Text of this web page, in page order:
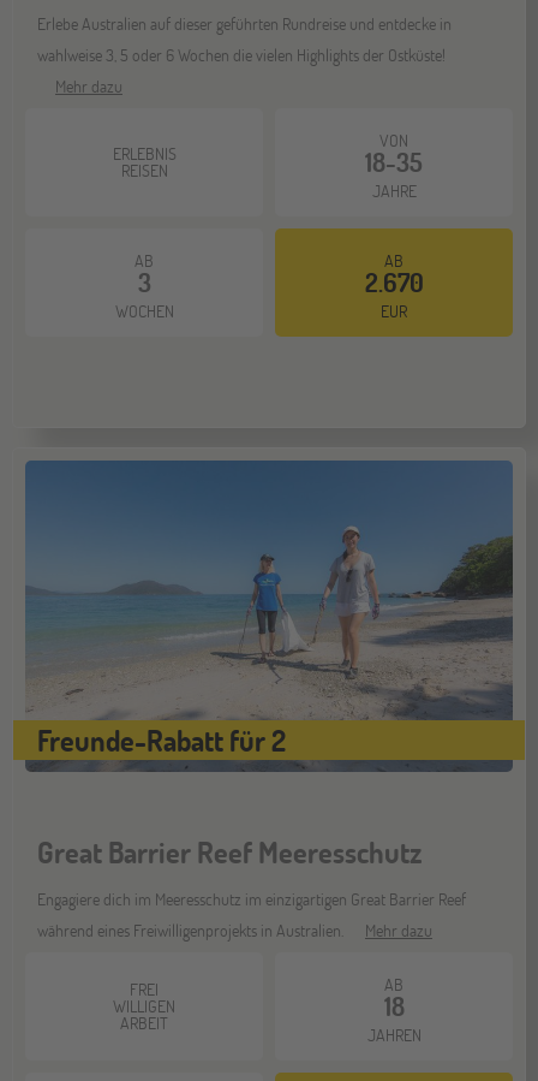
07 Bochum
Berlin
Hannover
Jugendbildungsmesse JuBi
NOV
Münster
Jugendbildungsmesse JuBi
Erlebe Australien auf dieser geführten Rundreise und entdecke in
wahlweise 3, 5 oder 6 Wochen die vielen Highlights der Ostküste!
Mehr dazu
ERLEBNIS
REISEN
VON
18-35
JAHRE
AB
3
WOCHEN
AB
2.670
EUR
Freunde-Rabatt für 2
Great Barrier Reef Meeresschutz
Engagiere dich im Meeresschutz im einzigartigen Great Barrier Reef
während eines Freiwilligenprojekts in Australien.
Mehr dazu
FREI
WILLIGEN
ARBEIT
AB
18
JAHREN